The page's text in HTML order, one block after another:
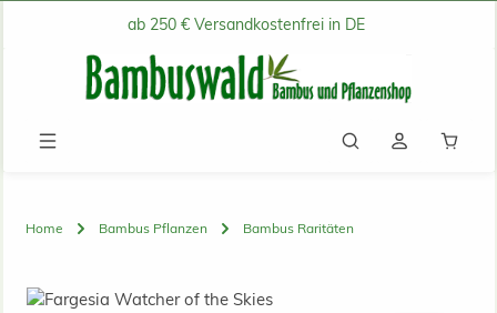
Zum Hauptinhalt springenab 250 € Versandkostenfrei in DE
Home Bambus Pflanzen Bambus Raritäten
Bildergalerie überspringen